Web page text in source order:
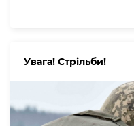
Увага! Стрільби!